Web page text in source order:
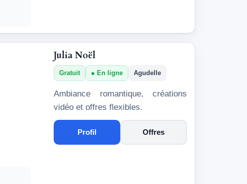
Julia Noël
Gratuit En ligne Agudelle
Ambiance romantique, créations
vidéo et offres flexibles.
Profil Offres